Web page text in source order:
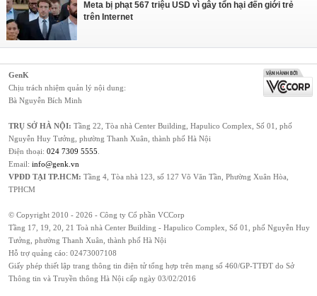
Meta bị phạt 567 triệu USD vì gây tổn hại đến giới trẻ
trên Internet
GenK
Chịu trách nhiệm quản lý nội dung:
Bà Nguyễn Bích Minh
TRỤ SỞ HÀ NỘI: Tầng 22, Tòa nhà Center Building, Hapulico Complex, Số 01, phố
Nguyễn Huy Tưởng, phường Thanh Xuân, thành phố Hà Nội
Điện thoại: 024 7309 5555
Email: info@genk.vn
VPĐD TẠI TP.HCM: Tầng 4, Tòa nhà 123, số 127 Võ Văn Tần, Phường Xuân Hòa,
TPHCM
© Copyright 2010 - 2026 - Công ty Cổ phần VCCorp
Tầng 17, 19, 20, 21 Toà nhà Center Building - Hapulico Complex, Số 01, phố Nguyễn Huy
Tưởng, phường Thanh Xuân, thành phố Hà Nội
Hỗ trợ quảng cáo: 02473007108
Giấy phép thiết lập trang thông tin điện tử tổng hợp trên mạng số 460/GP-TTĐT do Sở
Thông tin và Truyền thông Hà Nội cấp ngày 03/02/2016